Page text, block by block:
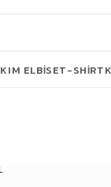
ELBISET-SHIRT